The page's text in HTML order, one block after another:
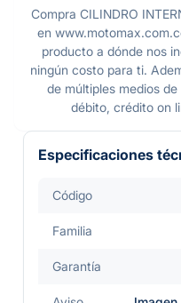
Compra CILINDRO
en
producto a dónde nos
ningún costo para ti.
de múltiples medios
débito, crédito on
Especificaciones
Código
Familia
Garantía